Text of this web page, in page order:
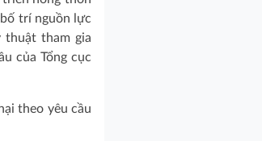
trí nguồn lực
thuật tham gia
của Tổng cục
theo yêu cầu